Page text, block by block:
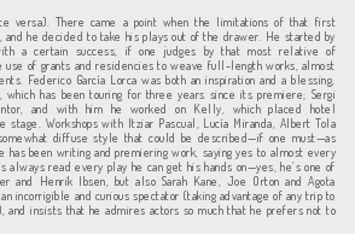
versa). There came a point when the limitations of that first
and he decided to take his plays out of the drawer. He started by
a certain success, if one judges by that most relative of
use of grants and residencies to weave full-length works, almost
Federico García Lorca was both an inspiration and a blessing,
which has been touring for three years since its premiere; Sergi
and with him he worked on Kelly, which placed hotel
stage. Workshops with Itziar Pascual, Lucía Miranda, Albert Tola
diffuse style that could be described—if one must—as
has been writing and premiering work, saying yes to almost every
always read every play he can get his hands on—yes, he’s one of
and Henrik Ibsen, but also Sarah Kane, Joe Orton and Agota
incorrigible and curious spectator (taking advantage of any trip to
and insists that he admires actors so much that he prefers not to